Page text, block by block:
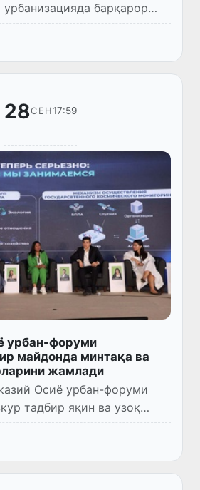
барқарор
илгари суриш
имзоладилар.
28СЕН17:59
урбан-форуми
майдонда минтақа ва
жамлади
Осиё урбан-форуми
тадбир яқин ва узоқ
меъморлар ва
жалб этувчи марказга